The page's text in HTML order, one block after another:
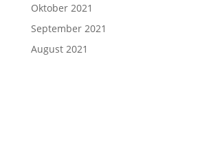
Oktober 2021
September 2021
August 2021